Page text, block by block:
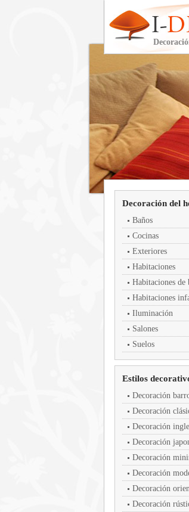
Decoración del
Baños
Cocinas
Exteriores
Habitaciones
Habitaciones de
Habitaciones
Iluminación
Salones
Suelos
Estilos
Decoración
Decoración
Decoración
Decoración
Decoración
Decoración
Decoración
Decoración